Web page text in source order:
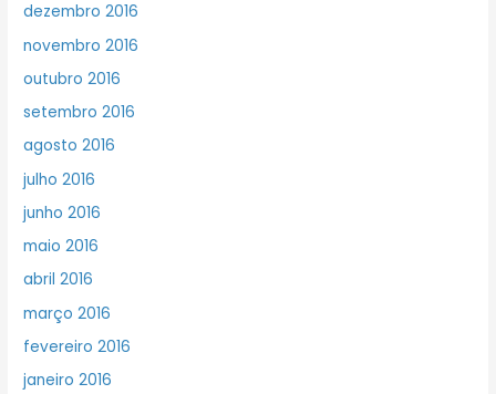
dezembro 2016
novembro 2016
outubro 2016
setembro 2016
agosto 2016
julho 2016
junho 2016
maio 2016
abril 2016
março 2016
fevereiro 2016
janeiro 2016